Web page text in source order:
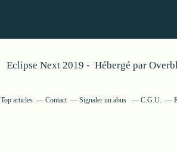
Eclipse Next 2019 - Hébergé par
Top articles Contact Signaler un abus C.G.U.